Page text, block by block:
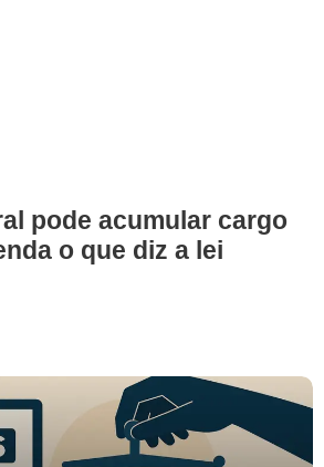
pode acumular cargo
o que diz a lei